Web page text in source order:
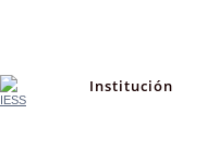
Institución